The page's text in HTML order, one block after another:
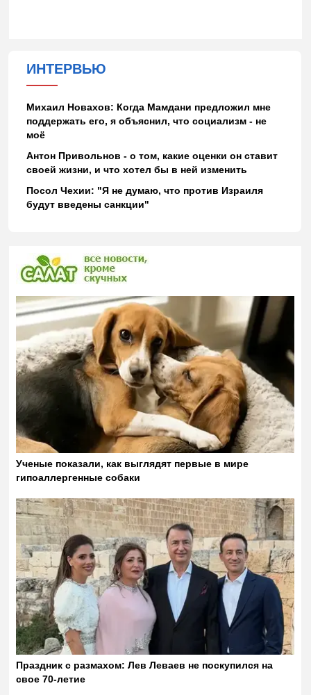
ИНТЕРВЬЮ
Михаил Новахов: Когда Мамдани предложил мне
поддержать его, я объяснил, что социализм - не
моё
Антон Привольнов - о том, какие оценки он ставит
своей жизни, и что хотел бы в ней изменить
Посол Чехии: "Я не думаю, что против Израиля
будут введены санкции"